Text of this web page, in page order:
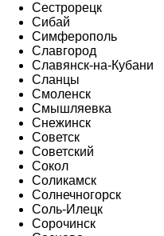
Сестрорецк
Сибай
Симферополь
Славгород
Славянск-на-Кубани
Сланцы
Смоленск
Смышляевка
Снежинск
Советск
Советский
Сокол
Соликамск
Солнечногорск
Соль-Илецк
Сорочинск